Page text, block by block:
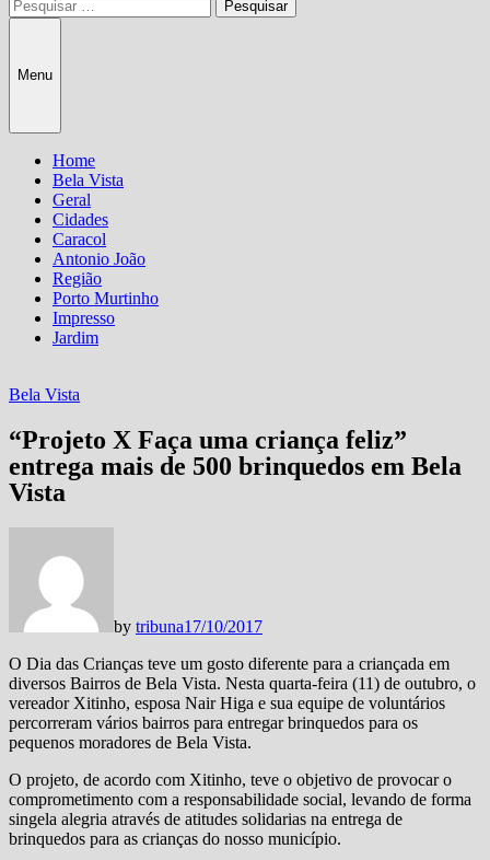
por:
Menu
Home
Bela Vista
Geral
Cidades
Caracol
Antonio João
Região
Porto Murtinho
Impresso
Jardim
Bela Vista
“Projeto X Faça uma criança feliz”
entrega mais de 500 brinquedos em Bela
Vista
by tribuna17/10/2017
O Dia das Crianças teve um gosto diferente para a criançada em
diversos Bairros de Bela Vista. Nesta quarta-feira (11) de outubro, o
vereador Xitinho, esposa Nair Higa e sua equipe de voluntários
percorreram vários bairros para entregar brinquedos para os
pequenos moradores de Bela Vista.
O projeto, de acordo com Xitinho, teve o objetivo de provocar o
comprometimento com a responsabilidade social, levando de forma
singela alegria através de atitudes solidarias na entrega de
brinquedos para as crianças do nosso município.